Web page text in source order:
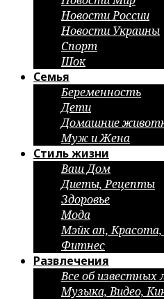
Новости России
Новости Украины
Спорт
Шок
Семья
Беременность
Дети
Домашние
Муж и Жена
Стиль жизни
Ваш Дом
Диеты, Рецепты
Здоровье
Мода
Мэйк ап,
Фитнес
Развлечения
Все об известных
Музыка, Видео,